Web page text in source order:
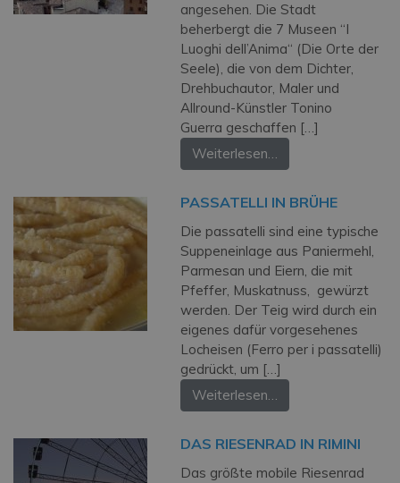
angesehen. Die Stadt
beherbergt die 7 Museen “I
Luoghi dell’Anima“ (Die Orte der
Seele), die von dem Dichter,
Drehbuchautor, Maler und
Allround-Künstler Tonino
Guerra geschaffen […]
Weiterlesen…
PASSATELLI IN BRÜHE
Die passatelli sind eine typische
Suppeneinlage aus Paniermehl,
Parmesan und Eiern, die mit
Pfeffer, Muskatnuss, gewürzt
werden. Der Teig wird durch ein
eigenes dafür vorgesehenes
Locheisen (Ferro per i passatelli)
gedrückt, um […]
Weiterlesen…
DAS RIESENRAD IN RIMINI
Das größte mobile Riesenrad